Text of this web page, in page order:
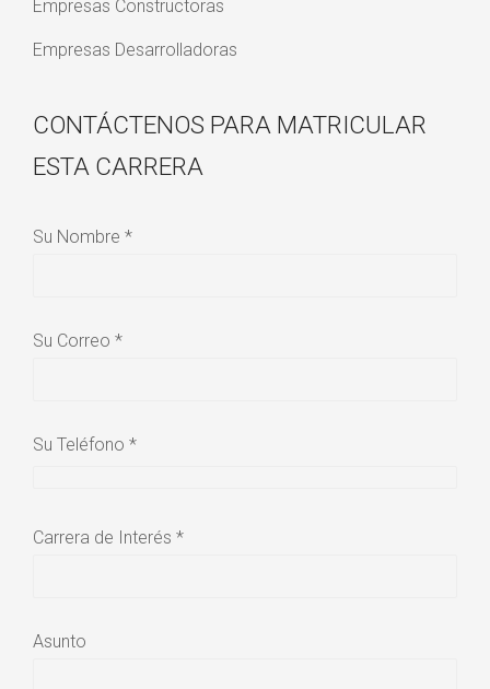
Empresas Constructoras
Empresas Desarrolladoras
CONTÁCTENOS PARA MATRICULAR
ESTA CARRERA
Su Nombre *
Su Correo *
Su Teléfono *
Carrera de Interés *
Asunto